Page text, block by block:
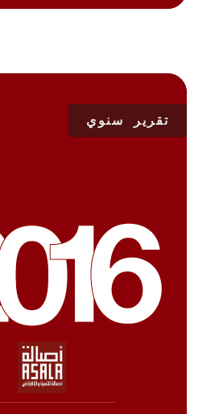
تقرير سنوي
تنزيل